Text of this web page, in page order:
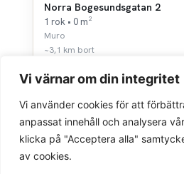
Vi värnar om din integritet
Vi använder cookies för att
anpassat innehåll och analysera
klicka på "Acceptera alla"
av cookies.
Norra Bogesundsgatan 2
1 rok • 0 m²
Muro
~3,1 km bort